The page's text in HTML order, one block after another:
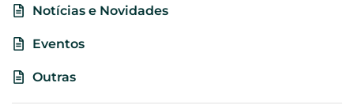
Notícias e Novidades
Eventos
Outras